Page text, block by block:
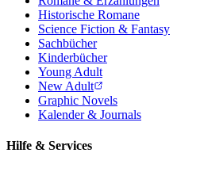
Historische Romane
Science Fiction & Fantasy
Sachbücher
Kinderbücher
Young Adult
New Adult
Graphic Novels
Kalender & Journals
Hilfe & Services